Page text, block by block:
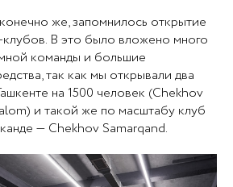
же, запомнилось открытие
В это было вложено много
команды и большие
так как мы открывали два
на 1500 человек (Chekhov
и такой же по масштабу клуб
— Chekhov Samarqand.